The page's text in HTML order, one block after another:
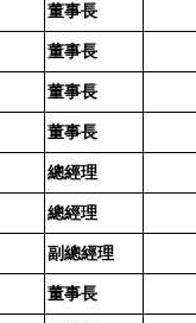
董事長
董事長
董事長
董事長
總經理
總經理
副總經理
董事長